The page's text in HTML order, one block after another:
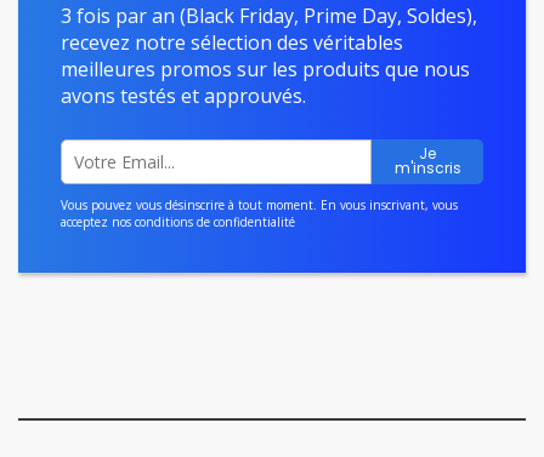
3 fois par an (Black Friday, Prime Day, Soldes),
recevez notre sélection des véritables
meilleures promos sur les produits que nous
avons testés et approuvés.
Vous pouvez vous désinscrire à tout moment. En vous inscrivant, vous
acceptez nos conditions de confidentialité